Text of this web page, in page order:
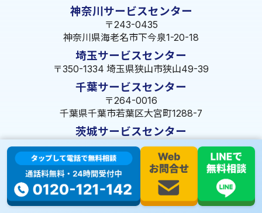
神奈川サービスセンター
〒243-0435
神奈川県海老名市下今泉1-20-18
埼玉サービスセンター
〒350-1334 埼玉県狭山市狭山49-39
千葉サービスセンター
〒264-0016
千葉県千葉市若葉区大宮町1288-7
茨城サービスセンター
〒309-1717 茨城県笠間市旭町322-2 102号
長野サービスセンター
〒380-0921 長野県長野市大字栗田653-141 皐月ビル
名古屋サービスセンター
〒455-0014 名古屋市港区港楽3-13-22